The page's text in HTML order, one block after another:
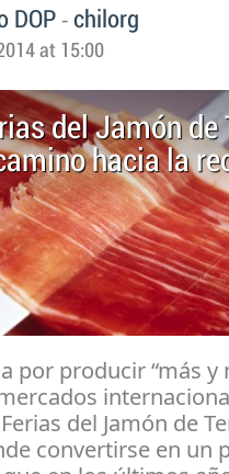
DOP - chilorg
at 15:00
del Jamón
hacia la
por producir “más
del Jamón de
convertirse en un